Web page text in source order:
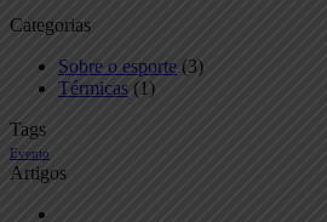
Categorias
Sobre o esporte (3)
Térmicas (1)
Tags
Evento
Artigos